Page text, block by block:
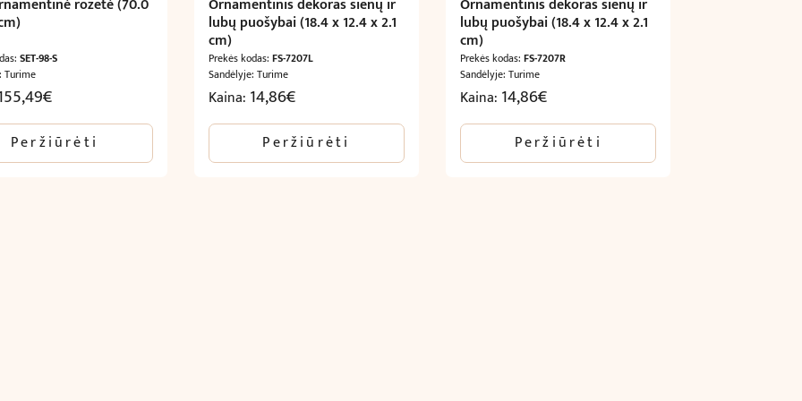
SET-98-S
Turime
€
Peržiūrėti
lubų puošybai (18.4 x 12.4 x 2.1
cm)
Prekės kodas: FS-7207L
Sandėlyje: Turime
Kaina: 14,86€
Peržiūrėti
lubų puošybai (18.4 x 12.4 x 2.1
cm)
Prekės kodas:FS-7207R
Sandėlyje: Turime
Kaina: 14,86€
Peržiūrėti